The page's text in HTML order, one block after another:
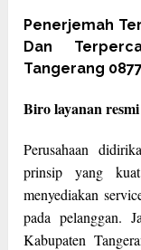
Penerjemah
Dan
Tangerang
Biro layanan
Perusahaan
prinsip yang
menyediakan
pada pelanggan.
Kabupaten